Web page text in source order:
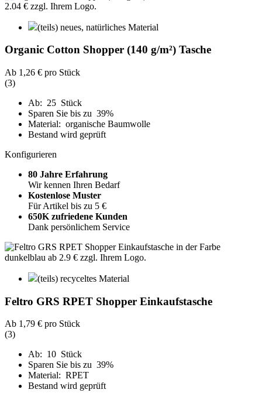
(teils) neues, natürliches Material
Organic Cotton Shopper (140 g/m²) Tasche
Ab 1,26 € pro Stück
(3)
Ab: 25 Stück
Sparen Sie bis zu 39%
Material: organische Baumwolle
Bestand wird geprüft
Konfigurieren
80 Jahre Erfahrung
Wir kennen Ihren Bedarf
Kostenlose Muster
Für Artikel bis zu 5 €
650K zufriedene Kunden
Dank persönlichem Service
(teils) recyceltes Material
Feltro GRS RPET Shopper Einkaufstasche
Ab 1,79 € pro Stück
(3)
Ab: 10 Stück
Sparen Sie bis zu 39%
Material: RPET
Bestand wird geprüft